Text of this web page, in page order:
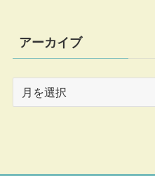
アーカイブ